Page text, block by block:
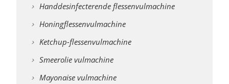
Handdesinfecterende flessenvulmachine
Honingflessenvulmachine
Ketchup-flessenvulmachine
Smeerolie vulmachine
Mayonaise vulmachine